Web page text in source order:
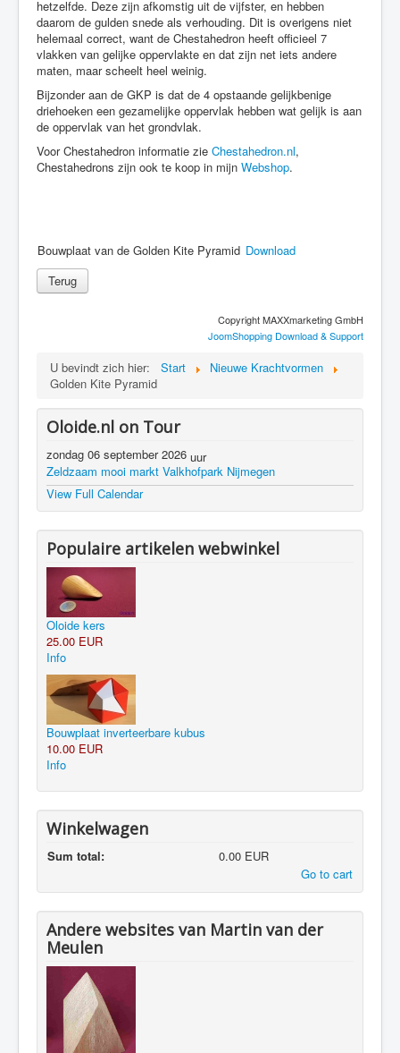
hetzelfde. Deze zijn afkomstig uit de vijfster, en hebben
daarom de gulden snede als verhouding. Dit is overigens niet
helemaal correct, want de Chestahedron heeft officieel 7
vlakken van gelijke oppervlakte en dat zijn net iets andere
maten, maar scheelt heel weinig.
Bijzonder aan de GKP is dat de 4 opstaande gelijkbenige
driehoeken een gezamelijke oppervlak hebben wat gelijk is aan
de oppervlak van het grondvlak.
Voor Chestahedron informatie zie Chestahedron.nl,
Chestahedrons zijn ook te koop in mijn Webshop.
Bouwplaat van de Golden Kite Pyramid Download
Copyright MAXXmarketing GmbH
JoomShopping Download & Support
U bevindt zich hier: Start
Nieuwe Krachtvormen
Golden Kite Pyramid
Oloide.nl on Tour
zondag 06 september 2026 uur
Zeldzaam mooi markt Valkhofpark Nijmegen
View Full Calendar
Populaire artikelen webwinkel
Oloide kers
25.00 EUR
Info
Bouwplaat inverteerbare kubus
10.00 EUR
Info
Winkelwagen
Sum total:
0.00 EUR
Go to cart
Andere websites van Martin van der
Meulen